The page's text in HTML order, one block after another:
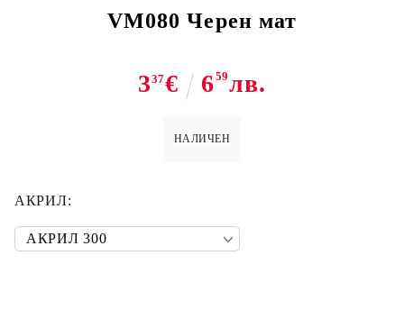
VM080 Черен мат
337€ 659лв.
НАЛИЧЕН
АКРИЛ: